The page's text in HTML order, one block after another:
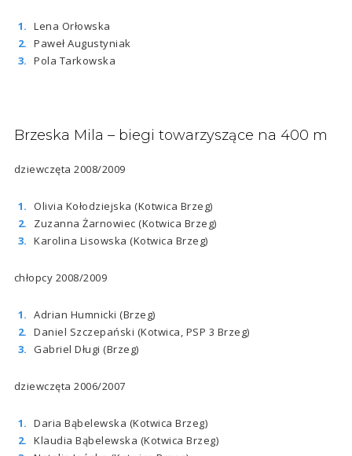
Lena Orłowska
Paweł Augustyniak
Pola Tarkowska
Brzeska Mila – biegi towarzyszące na 400 m
dziewczęta 2008/2009
Olivia Kołodziejska (Kotwica Brzeg)
Zuzanna Żarnowiec (Kotwica Brzeg)
Karolina Lisowska (Kotwica Brzeg)
chłopcy 2008/2009
Adrian Humnicki (Brzeg)
Daniel Szczepański (Kotwica, PSP 3 Brzeg)
Gabriel Długi (Brzeg)
dziewczęta 2006/2007
Daria Bąbelewska (Kotwica Brzeg)
Klaudia Bąbelewska (Kotwica Brzeg)